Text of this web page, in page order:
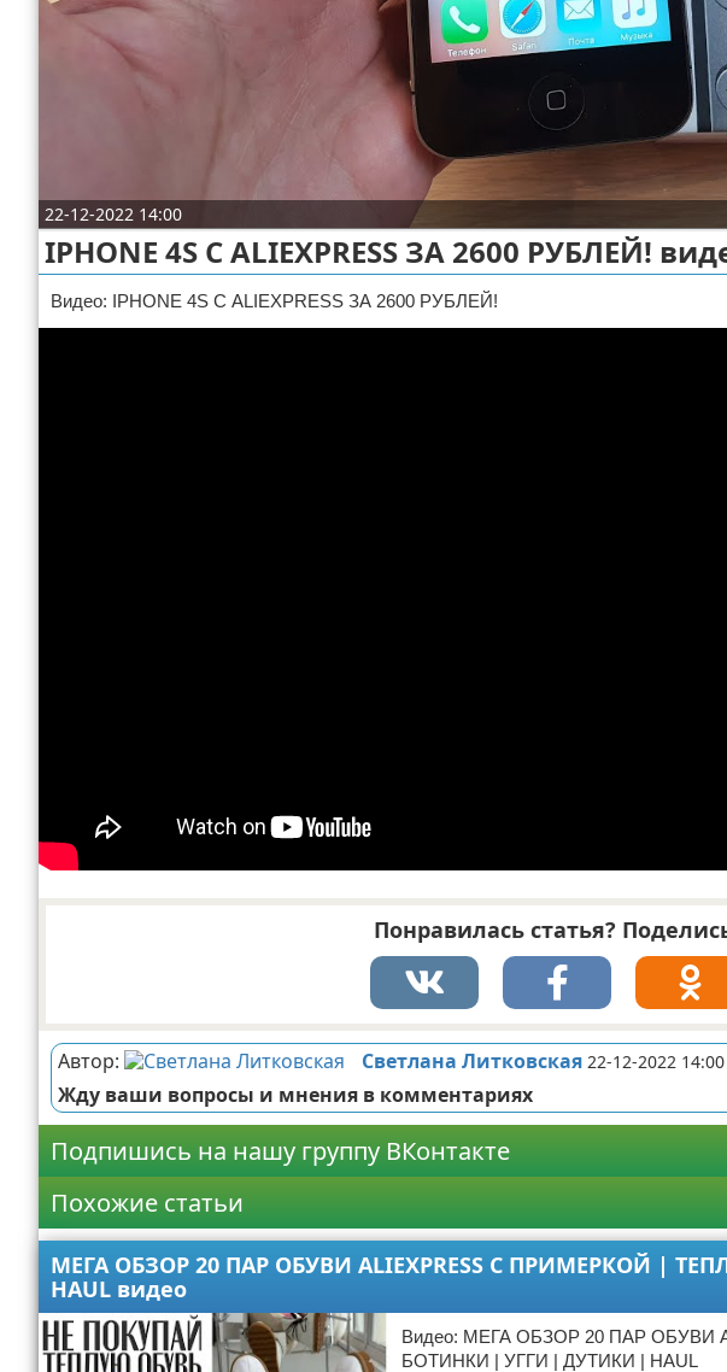
Отказ от ответственности
22-12-2022 14:00
IPHONE 4S С ALIEXPRESS ЗА 2600 РУБЛЕЙ!
Видео: IPHONE 4S С ALIEXPRESS ЗА 2600 РУБЛЕЙ!
Понравилась статья?
Автор: Светлана Литковская 22-12-2022 14:00
Жду ваши вопросы и мнения в комментариях
Подпишись на нашу группу ВКонтакте
Похожие статьи
МЕГА ОБЗОР 20 ПАР ОБУВИ ALIEXPRESS С ПРИМЕРКОЙ |
HAUL видео
Видео: МЕГА ОБЗОР 20 ПАР ОБУВИ
БОТИНКИ | УГГИ | ДУТИКИ | HAUL